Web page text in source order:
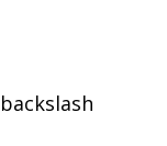
backslash